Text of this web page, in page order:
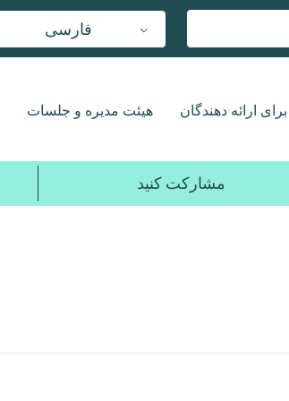
فارسی
برای ارائه دهندگان هیئت مدیره و جلسات
مشارکت کنید